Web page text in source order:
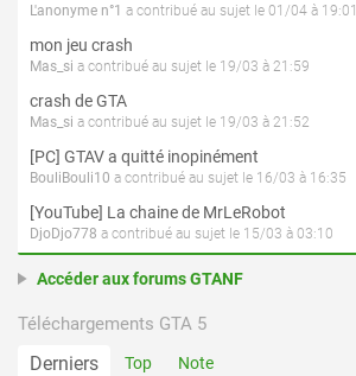
L'anonyme n°1 a contribué au sujet le 01/04 à 19:01
mon jeu crash
Mas_si a contribué au sujet le 19/03 à 21:59
crash de GTA
Mas_si a contribué au sujet le 19/03 à 21:52
[PC] GTAV a quitté inopinément
BouliBouli10 a contribué au sujet le 16/03 à 16:35
[YouTube] La chaine de MrLeRobot
DjoDjo778 a contribué au sujet le 15/03 à 03:10
Accéder aux forums GTANF
Téléchargements GTA 5
Derniers Top Note